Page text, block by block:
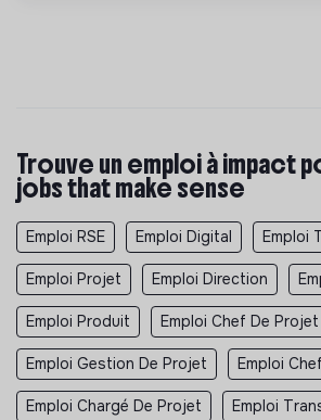
Trouve un emploi à impact
jobs that make sense
Emploi RSE Emploi Digital Emploi
Emploi Projet Emploi Direction
Emploi Produit Emploi Chef De Projet
Emploi Gestion De Projet Emploi
Emploi Chargé De Projet Emploi